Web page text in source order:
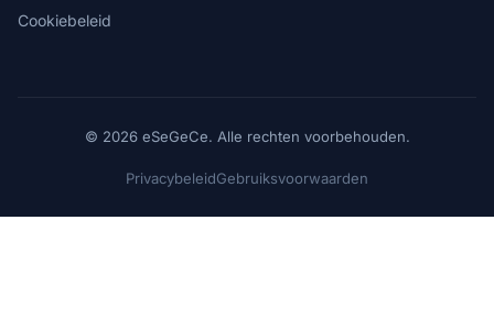
Cookiebeleid
© 2026 eSeGeCe. Alle rechten voorbehouden.
PrivacybeleidGebruiksvoorwaarden